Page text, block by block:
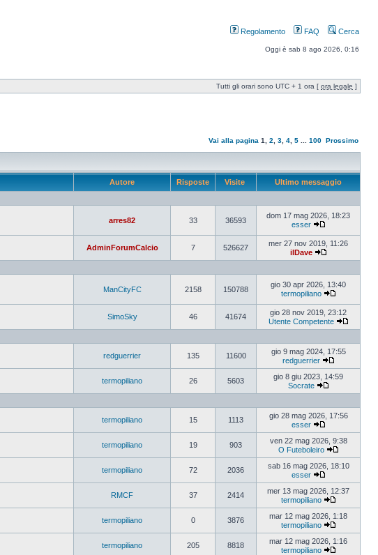
Regolamento FAQ Cerca
Oggi è sab 8 ago 2026, 0:16
Tutti gli orari sono UTC + 1 ora [ ora legale ]
Vai alla pagina 1 2 3 4 5 100 Prossimo
Autore Risposte Visite Ultimo messaggio
arres82 33 36593
dom 17 mag 2026, 18:23
esser
AdminForumCalcio 7 526627
mer 27 nov 2019, 11:26
ilDave
ManCityFC 2158 150788
gio 30 apr 2026, 13:40
termopiliano
SimoSky 46 41674
gio 28 nov 2019, 23:12
Utente Competente
redguerrier 135 11600
gio 9 mag 2024, 17:55
redguerrier
termopiliano 26 5603
gio 8 giu 2023, 14:59
Socrate
termopiliano 15 1113
gio 28 mag 2026, 17:56
esser
termopiliano 19 903
ven 22 mag 2026, 9:38
O Futeboleiro
termopiliano 72 2036
sab 16 mag 2026, 18:10
esser
RMCF 37 2414
mer 13 mag 2026, 12:37
termopiliano
termopiliano 0 3876
mar 12 mag 2026, 1:18
termopiliano
termopiliano 205 8818
mar 12 mag 2026, 1:16
termopiliano